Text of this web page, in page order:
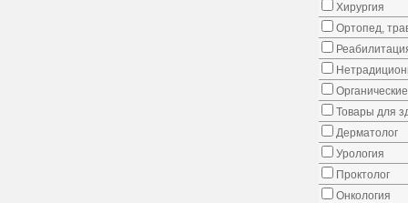
Хирургия
Ортопед,
Товары для
Дерматолог
Урология
Проктолог
Онкология